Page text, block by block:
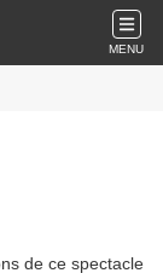
MENU
de ce spectacle